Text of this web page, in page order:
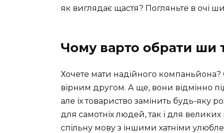
як виглядає щастя? Погляньте в очі
Чому варто обрати ши
Хочете мати надійного компаньйона?
вірним другом. А ще, вони відмінно
але їх товариство замінить будь-яку
для самотніх людей, так і для
спільну мову з іншими хатніми